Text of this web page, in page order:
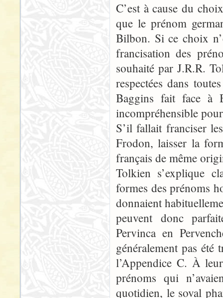
C’est à cause du
que le prénom
Bilbon. Si ce choix
francisation des
souhaité par J.R.R.
respectées dans
Baggins fait face à
incompréhensible
S’il fallait franciser
Frodon, laisser la
français de même
Tolkien s’explique
formes des prénoms
donnaient
peuvent donc
Pervinca en
généralement pas été
l’Appendice C. À
prénoms qui
quotidien, le soval